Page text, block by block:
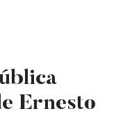
Ernesto